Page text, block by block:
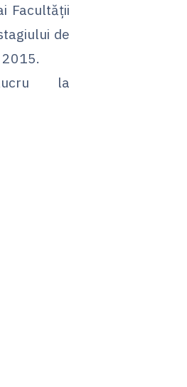
Facultății
de
la